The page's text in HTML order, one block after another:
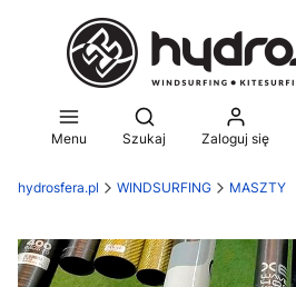
Menu
Otwórz wyszukiwarkę
Szukaj Zaloguj się
hydrosfera.pl WINDSURFING MASZTY